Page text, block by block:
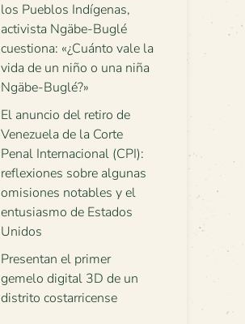
los Pueblos Indígenas,
activista Ngäbe-Buglé
cuestiona: «¿Cuánto vale la
vida de un niño o una niña
Ngäbe-Buglé?»
El anuncio del retiro de
Venezuela de la Corte
Penal Internacional (CPI):
reflexiones sobre algunas
omisiones notables y el
entusiasmo de Estados
Unidos
Presentan el primer
gemelo digital 3D de un
distrito costarricense